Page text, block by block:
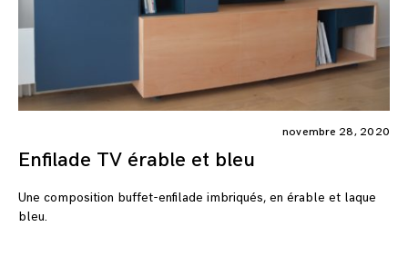
novembre 28, 2020
Enfilade TV érable et bleu
Une composition buffet-enfilade imbriqués, en érable et laque
bleu.